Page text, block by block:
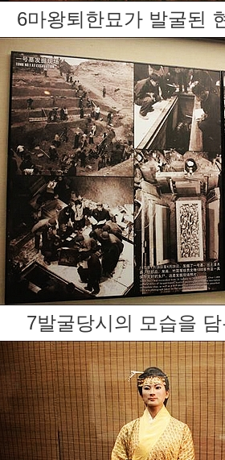
6마왕퇴한묘가 발굴된
7발굴당시의 모습을